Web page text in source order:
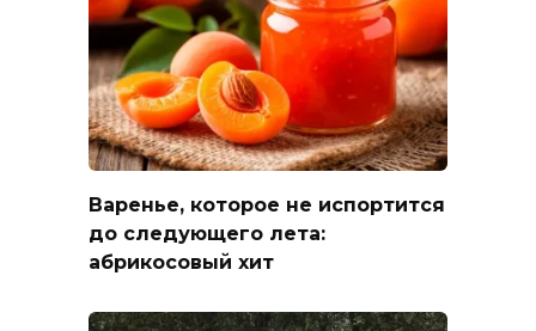
Варенье, которое не испортится
до следующего лета:
абрикосовый хит